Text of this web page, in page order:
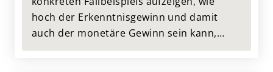
Jahresplanung
hoch der Erkenntnisgewinn und damit
auch der monetäre Gewinn sein kann,
wenn IT Jahresplanung und rollierende